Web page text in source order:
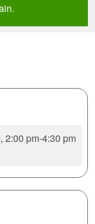
2:00 pm-4:30 pm